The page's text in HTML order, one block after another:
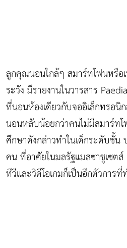
ลูกคุณนอนใกล้ๆ สมาร์ทโฟนหรือ
ระวัง มีรายงานในวารสาร
ที่นอนห้องเดียวกับจออิเล็กทรอนิ
นอนหลับน้อยกว่าคนไม่มีสมาร์ท
ศึกษาดังกล่าวทำในเด็กระดับชั้
คน ที่อาศัยในมลรัฐแมสซาชูเซต
ทีวีและวิดีโอเกมก็เป็นอีกตัวการ